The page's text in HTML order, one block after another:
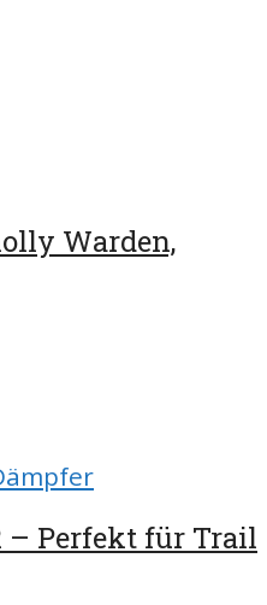
Warden,
– Perfekt für Trail